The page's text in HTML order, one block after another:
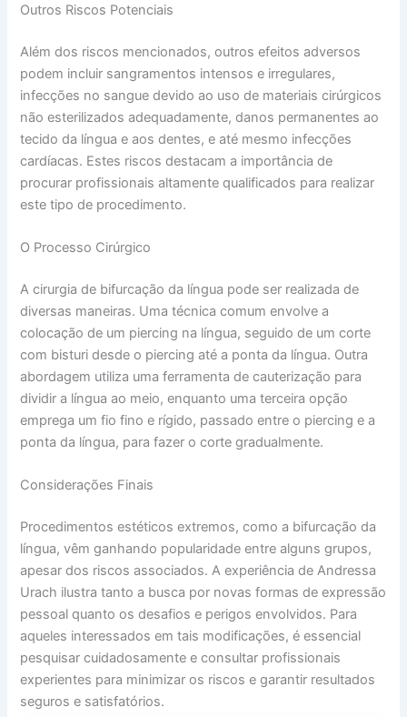
Outros Riscos Potenciais
Além dos riscos mencionados, outros efeitos adversos
podem incluir sangramentos intensos e irregulares,
infecções no sangue devido ao uso de materiais cirúrgicos
não esterilizados adequadamente, danos permanentes ao
tecido da língua e aos dentes, e até mesmo infecções
cardíacas. Estes riscos destacam a importância de
procurar profissionais altamente qualificados para realizar
este tipo de procedimento.
O Processo Cirúrgico
A cirurgia de bifurcação da língua pode ser realizada de
diversas maneiras. Uma técnica comum envolve a
colocação de um piercing na língua, seguido de um corte
com bisturi desde o piercing até a ponta da língua. Outra
abordagem utiliza uma ferramenta de cauterização para
dividir a língua ao meio, enquanto uma terceira opção
emprega um fio fino e rígido, passado entre o piercing e a
ponta da língua, para fazer o corte gradualmente.
Considerações Finais
Procedimentos estéticos extremos, como a bifurcação da
língua, vêm ganhando popularidade entre alguns grupos,
apesar dos riscos associados. A experiência de Andressa
Urach ilustra tanto a busca por novas formas de expressão
pessoal quanto os desafios e perigos envolvidos. Para
aqueles interessados em tais modificações, é essencial
pesquisar cuidadosamente e consultar profissionais
experientes para minimizar os riscos e garantir resultados
seguros e satisfatórios.